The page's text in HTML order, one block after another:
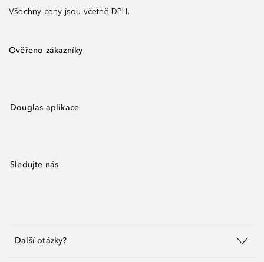
Všechny ceny jsou včetně DPH.
Ověřeno zákazníky
Douglas aplikace
Sledujte nás
Další otázky?